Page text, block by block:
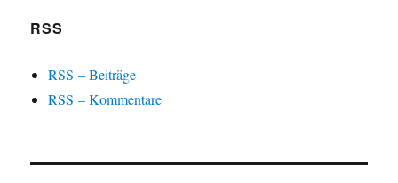
RSS
RSS – Beiträge
RSS – Kommentare